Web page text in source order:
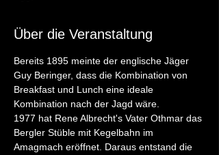
Über die Veranstaltung
Bereits 1895 meinte der englische Jäger
Guy Beringer, dass die Kombination von
Breakfast und Lunch eine ideale
Kombination nach der Jagd wäre.
1977 hat Rene Albrecht's Vater Othmar das
Bergler Stüble mit Kegelbahn im
Amagmach eröffnet. Daraus entstand die